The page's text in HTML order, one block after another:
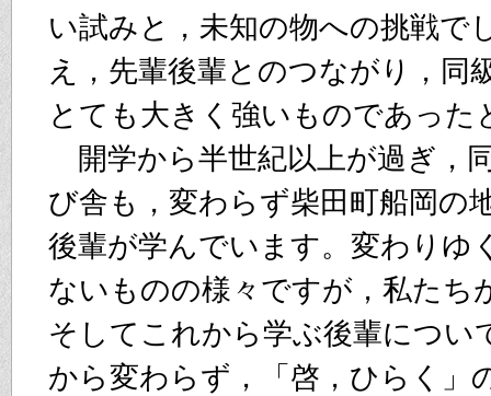
い試みと，未知の物への挑戦で
え，先輩後輩とのつながり，同
とても大きく強いものであった
開学から半世紀以上が過ぎ，
び舎も，変わらず柴田町船岡の
後輩が学んでいます。変わりゆ
ないものの様々ですが，私たち
そしてこれから学ぶ後輩につい
から変わらず，「啓，ひらく」